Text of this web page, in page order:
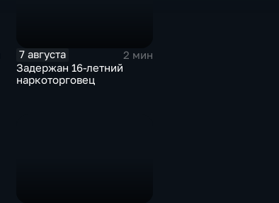
7 августа
2 мин
Задержан 16-летний
наркоторговец